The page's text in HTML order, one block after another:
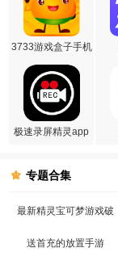
3733游戏盒子手机
版
极速录屏精灵app
专题合集
最新精灵宝可梦游戏破
解版
送首充的放置手游